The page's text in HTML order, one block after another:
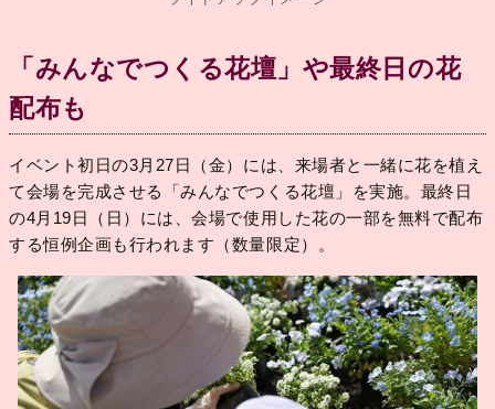
「みんなでつくる花壇」や最終日の花
配布も
イベント初日の3月27日（金）には、来場者と一緒に花を植え
て会場を完成させる「みんなでつくる花壇」を実施。最終日
の4月19日（日）には、会場で使用した花の一部を無料で配布
する恒例企画も行われます（数量限定）。